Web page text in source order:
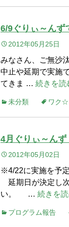
6/9ぐりぃ～んず
2012年05月25日
みなさん、ご無沙
中止や延期で実施
てきま … 続きを
未分類 ワク
4月ぐりぃ～んず
2012年05月02日
※4/22に実施を予
延期日が決定し
い。 … 続きを
プログラム報告